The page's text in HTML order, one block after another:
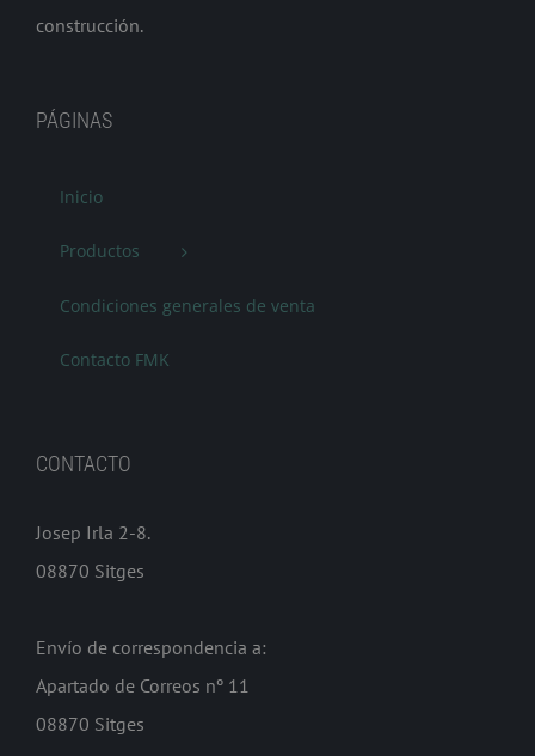
construcción.
PÁGINAS
Inicio
Productos
Condiciones generales de venta
Contacto FMK
CONTACTO
Josep Irla 2-8.
08870 Sitges
Envío de correspondencia a:
Apartado de Correos nº 11
08870 Sitges